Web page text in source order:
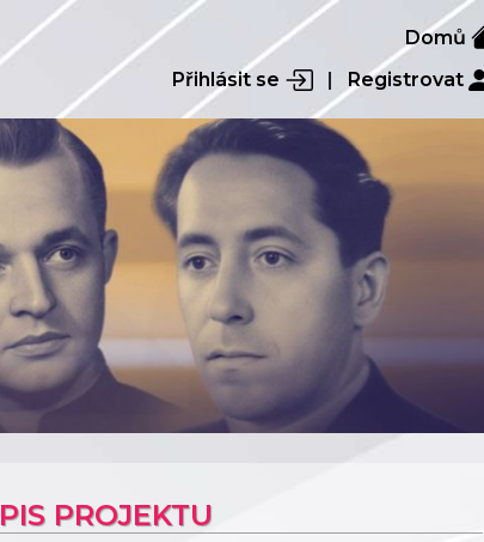
Domů
Přihlásit se
| Registrovat
PROJEKTU